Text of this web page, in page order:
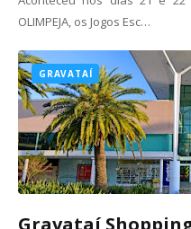
OLIMPEJA, os Jogos Esc…
GRAVATAÍ
Gravataí